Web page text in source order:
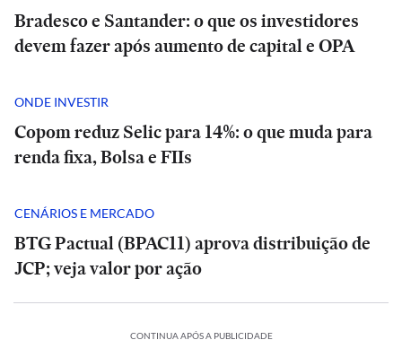
Bradesco e Santander: o que os investidores
devem fazer após aumento de capital e OPA
ONDE INVESTIR
Copom reduz Selic para 14%: o que muda para
renda fixa, Bolsa e FIIs
CENÁRIOS E MERCADO
BTG Pactual (BPAC11) aprova distribuição de
JCP; veja valor por ação
CONTINUA APÓS A PUBLICIDADE